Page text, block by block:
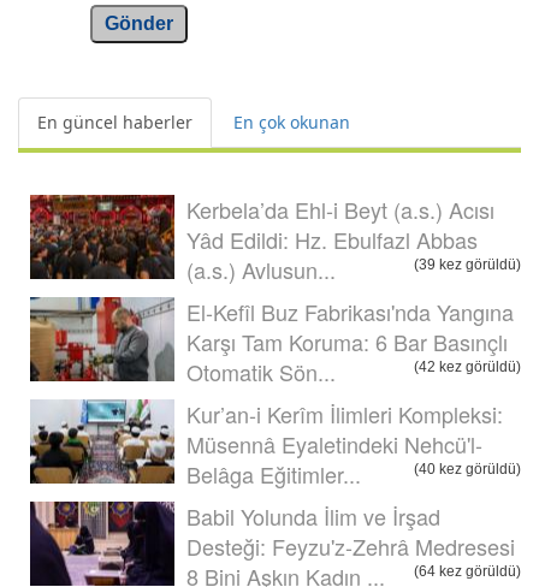
Gönder
En güncel haberler En çok okunan
Kerbela’da Ehl-i Beyt (a.s.) Acısı
Yâd Edildi: Hz. Ebulfazl Abbas
(a.s.) Avlusun...
(39 kez görüldü)
El-Kefîl Buz Fabrikası'nda Yangına
Karşı Tam Koruma: 6 Bar Basınçlı
Otomatik Sön...
(42 kez görüldü)
Kur’an-i Kerîm İlimleri Kompleksi:
Müsennâ Eyaletindeki Nehcü'l-
Belâga Eğitimler...
(40 kez görüldü)
Babil Yolunda İlim ve İrşad
Desteği: Feyzu'z-Zehrâ Medresesi
8 Bini Aşkın Kadın ...
(64 kez görüldü)